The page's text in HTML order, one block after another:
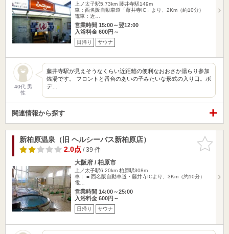
上ノ太子駅5.73km 藤井寺駅149m
車：西名阪自動車道「藤井寺IC」より、2Km（約10分）
電車：近…
営業時間 15:00～翌12:00
入浴料金 600円～
日帰り サウナ
40代 男
性
藤井寺駅が見えそうなくらい近距離の便利なおおさか湯らり参加
銭湯です。 フロントと番台のあいの子みたいな形式の入り口。ボ
デ…
関連情報から探す
お気に入
りに追加
新柏原温泉（旧 ヘルシーバス新柏原店）
2.0点/ 39 件
大阪府 / 柏原市
上ノ太子駅6.20km 柏原駅308m
車： ■ 西名阪自動車道・藤井寺ICより、3Km（約10分）
電…
営業時間 14:00～25:00
入浴料金 600円～
日帰り サウナ